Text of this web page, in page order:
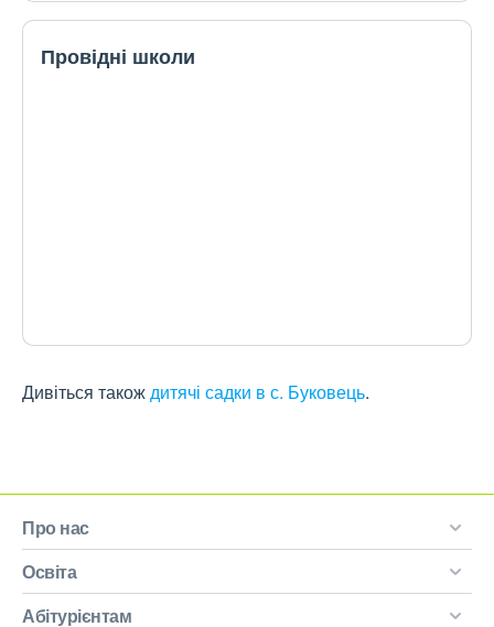
Провідні школи
Дивіться такождитячі садки в с. Буковець.
Про нас
Освіта
Абітурієнтам